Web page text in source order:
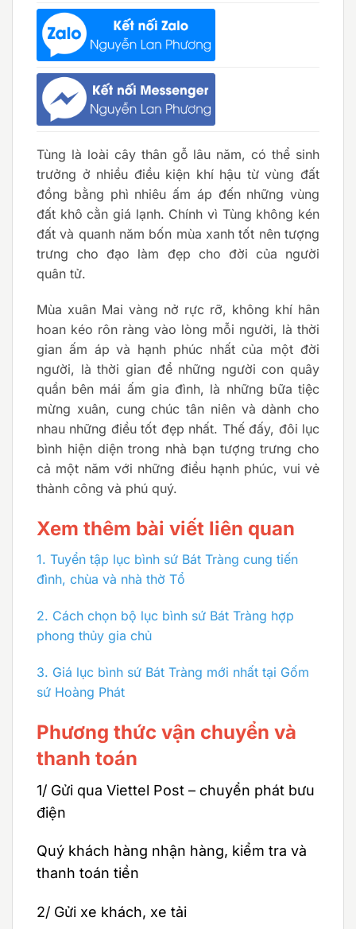
Tùng là loài cây thân gỗ lâu năm, có thể sinh
trưởng ở nhiều điều kiện khí hậu từ vùng đất
đồng bằng phì nhiêu ấm áp đến những vùng
đất khô cằn giá lạnh. Chính vì Tùng không kén
đất và quanh năm bốn mùa xanh tốt nên tượng
trưng cho đạo làm đẹp cho đời của người
quân tử.
Mùa xuân Mai vàng nở rực rỡ, không khí hân
hoan kéo rôn ràng vào lòng mỗi người, là thời
gian ấm áp và hạnh phúc nhất của một đời
người, là thời gian để những người con quây
quần bên mái ấm gia đình, là những bữa tiệc
mừng xuân, cung chúc tân niên và dành cho
nhau những điều tốt đẹp nhất. Thế đấy, đôi lục
bình hiện diện trong nhà bạn tượng trưng cho
cả một năm với những điều hạnh phúc, vui vẻ
thành công và phú quý.
Xem thêm bài viết liên quan
1. Tuyển tập lục bình sứ Bát Tràng cung tiến
đình, chùa và nhà thờ Tổ
2. Cách chọn bộ lục bình sứ Bát Tràng hợp
phong thủy gia chủ
3. Giá lục bình sứ Bát Tràng mới nhất tại Gốm
sứ Hoàng Phát
Phương thức vận chuyển và
thanh toán
1/ Gửi qua Viettel Post – chuyển phát bưu
điện
Quý khách hàng nhận hàng, kiểm tra và
thanh toán tiền
2/ Gửi xe khách, xe tải